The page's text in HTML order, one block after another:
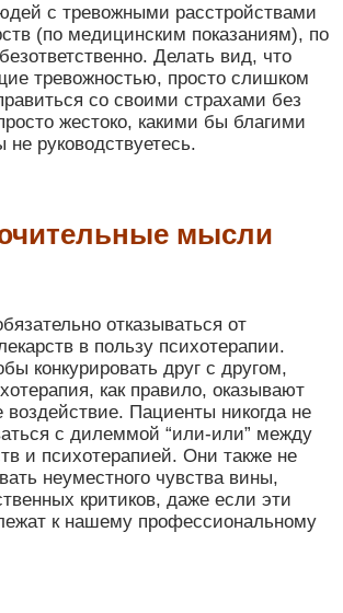
с тревожными расстройствами
(по медицинским показаниям), по
Делать вид, что
тревожностью, просто слишком
со своими страхами без
жестоко, какими бы благими
руководствуетесь.
мысли
отказываться от
в пользу психотерапии.
конкурировать друг с другом,
как правило, оказывают
воздействие. Пациенты никогда не
с дилеммой “или-или” между
и психотерапией. Они также не
неуместного чувства вины,
критиков, даже если эти
к нашему профессиональному